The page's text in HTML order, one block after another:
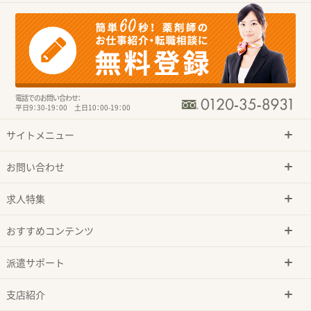
電話でのお問い合わせ：
平日9：30-19：00 土日10：00-19：00
サイトメニュー
お問い合わせ
求人特集
おすすめコンテンツ
派遣サポート
支店紹介